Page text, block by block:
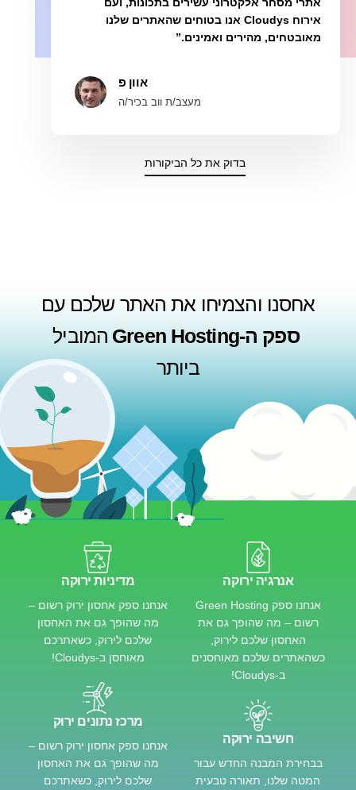
אירוח Cloudys אנו בטוחים שהאתרים שלנו
מאובטחים, מהירים ואמינים.”
אוון פ
מעצב/ת ווב בכיר/ה
בדוק את כל הביקורות
אחסנו והצמיחו את האתר שלכם עם
ספק ה-Green Hosting
המוביל
ביותר
אנרגיה ירוקה
אנחנו ספק Green Hosting
רשום – מה שהופך גם את
האחסון שלכם לירוק,
כשהאתרים שלכם מאוחסנים
ב-Cloudys!
חשיבה ירוקה
בבחירת המבנה החדש עבור
המטה שלנו, תאורה טבעית
מדיניות ירוקה
אנחנו ספק אחסון ירוק רשום –
מה שהופך גם את האחסון
שלכם לירוק, כשאתרכם
מאוחסן ב-Cloudys!
מרכז נתונים ירוק
אנחנו ספק אחסון ירוק רשום –
מה שהופך גם את האחסון
שלכם לירוק, כשאתרכם